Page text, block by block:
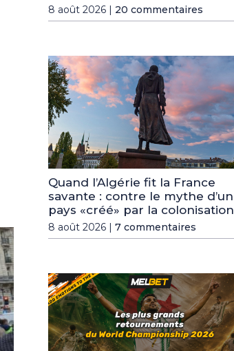
8 août 2026 | 20 commentaires
Quand l’Algérie fit la France
savante : contre le mythe d’un
pays «créé» par la colonisation
8 août 2026 | 7 commentaires